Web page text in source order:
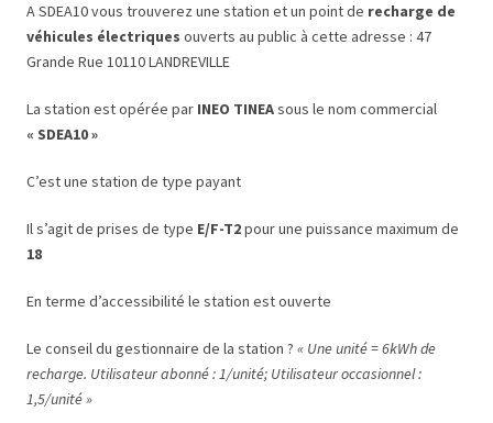
A SDEA10 vous trouverez une station et un point de recharge de
véhicules électriques ouverts au public à cette adresse : 47
Grande Rue 10110 LANDREVILLE
La station est opérée par INEO TINEAsous le nom commercial
« SDEA10 »
C’est une station de type payant
Il s’agit de prises de type E/F-T2pour une puissance maximum de
18
En terme d’accessibilité le station est ouverte
Le conseil du gestionnaire de la station ? « Une unité = 6kWh de
recharge. Utilisateur abonné : 1/unité; Utilisateur occasionnel :
1,5/unité »